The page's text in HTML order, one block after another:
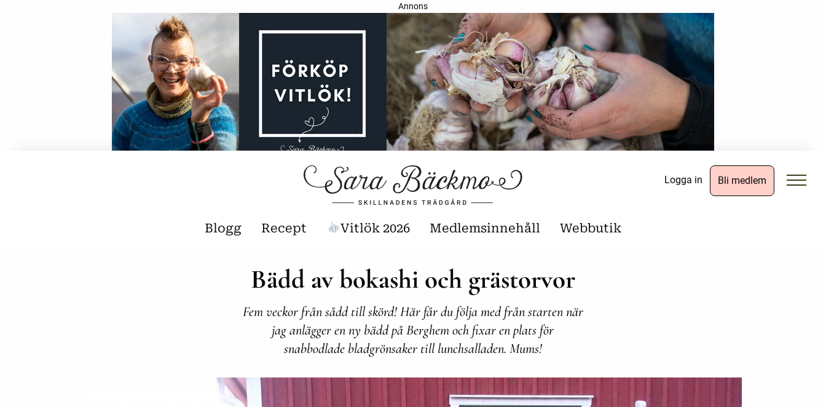
Annons
Logga in Bli medlem
Blogg Recept Vitlök 2026 Medlemsinnehåll Webbutik
Bädd av bokashi och grästorvor
Fem veckor från sådd till skörd! Här får du följa med från starten när
jag anlägger en ny bädd på Berghem och fixar en plats för
snabbodlade bladgrönsaker till lunchsalladen. Mums!